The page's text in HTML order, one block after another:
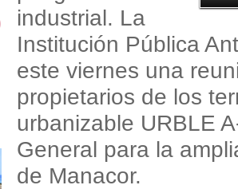
industrial. La
Institución Pública
este viernes una
propietarios de los
urbanizable URBLE
General para la
de Manacor.